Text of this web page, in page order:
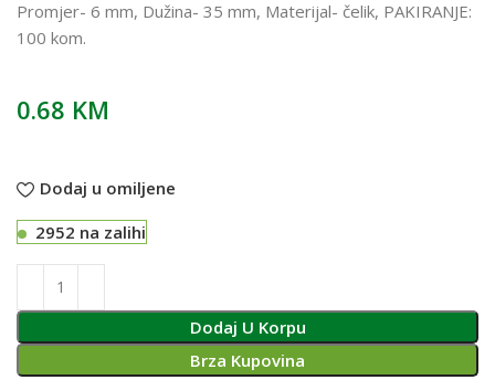
Promjer- 6 mm, Dužina- 35 mm, Materijal- čelik, PAKIRANJE:
100 kom.
0.68 KM
Dodaj u omiljene
2952 na zalihi
Dodaj U Korpu
Brza Kupovina